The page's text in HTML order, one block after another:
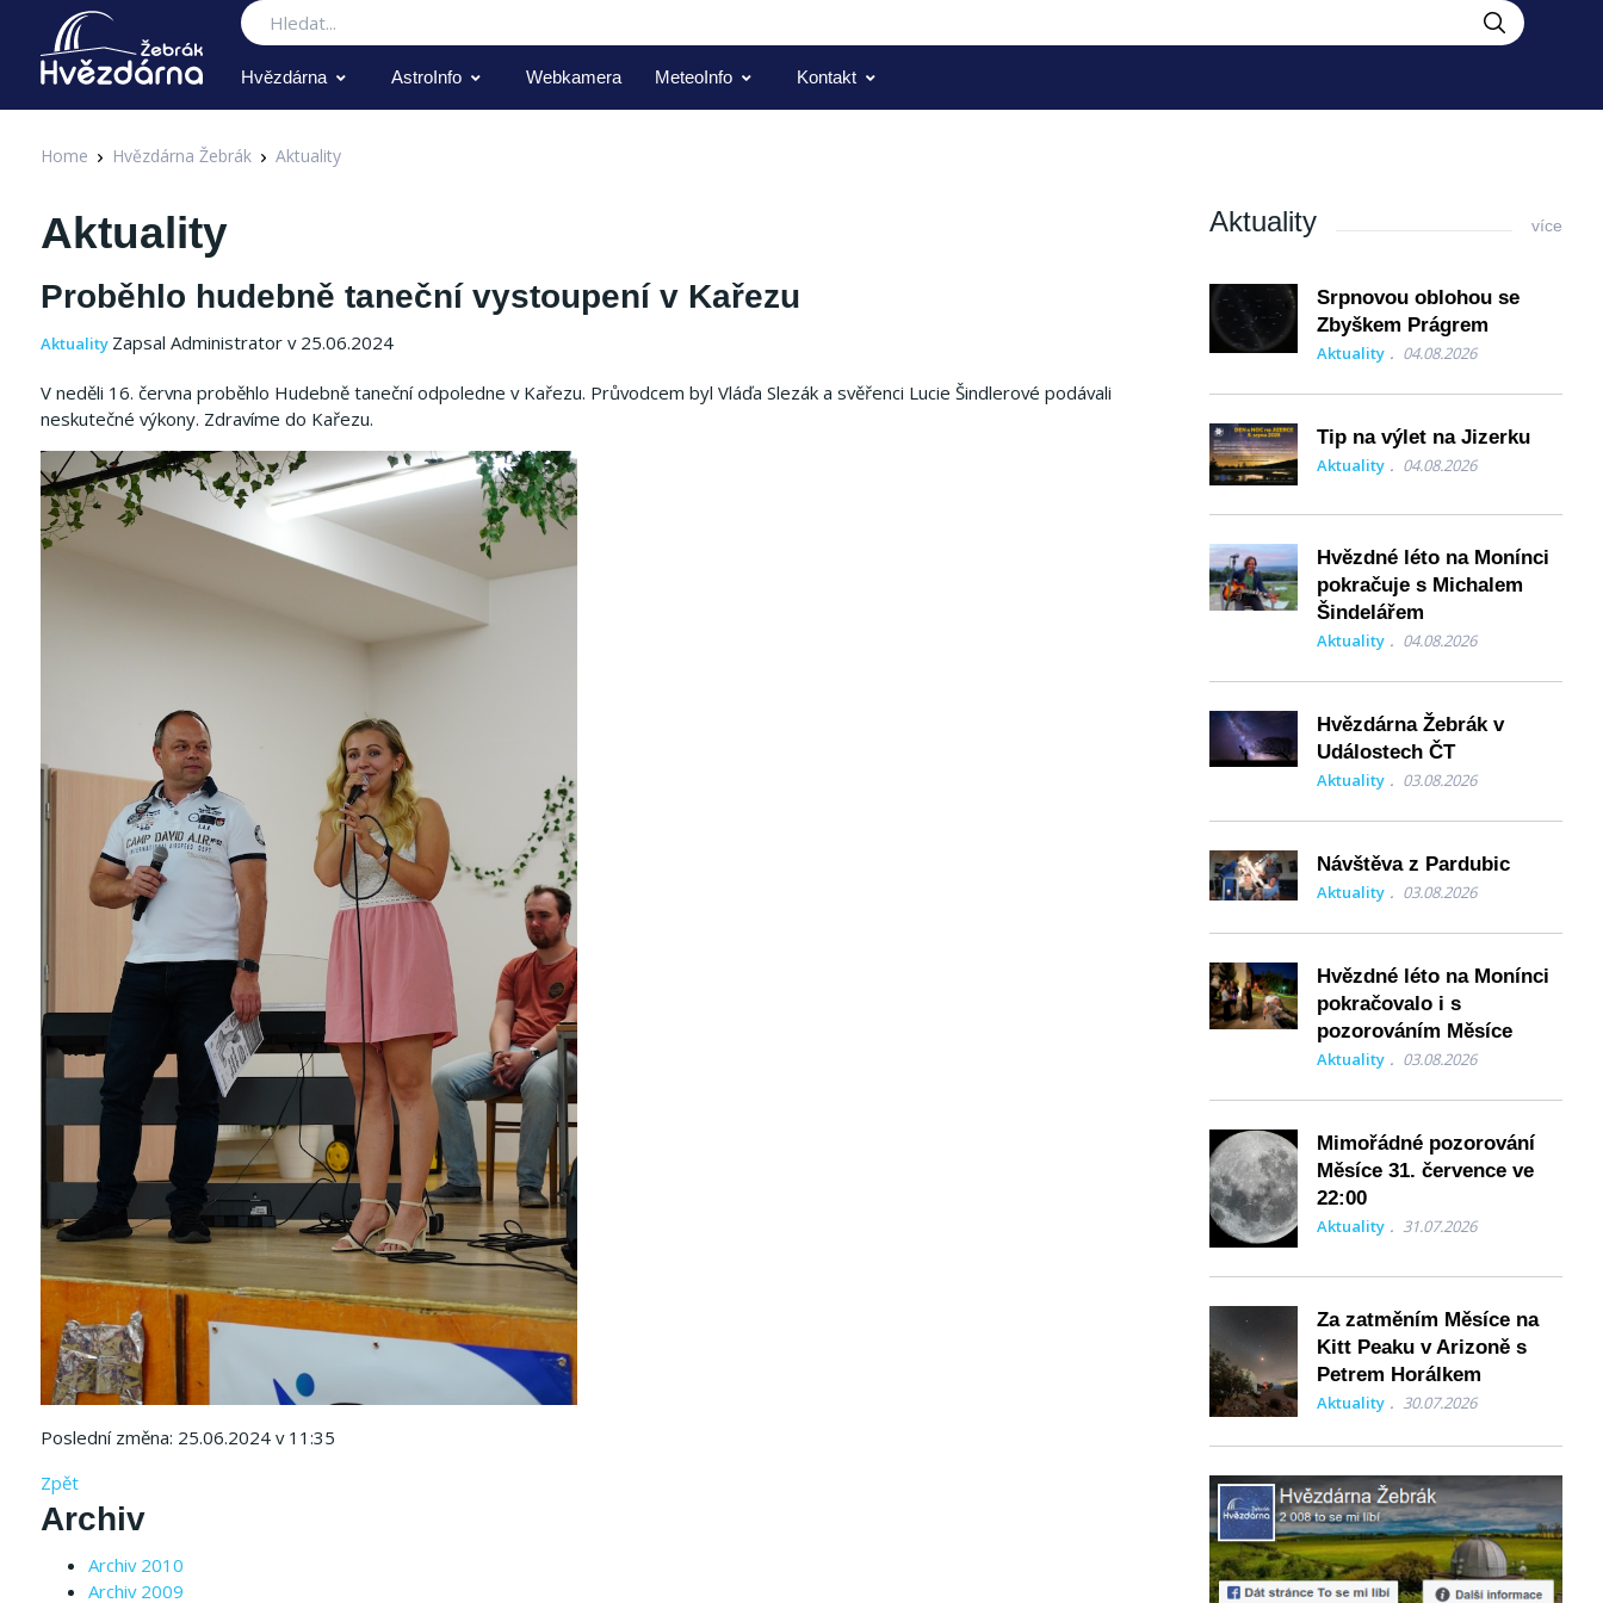
Hledat
Hvězdárna AstroInfo Webkamera MeteoInfo Kontakt
Home Hvězdárna Žebrák Aktuality
Aktuality
Proběhlo hudebně taneční vystoupení v Kařezu
Aktuality Zapsal Administrator v 25.06.2024
V neděli 16. června proběhlo Hudebně taneční odpoledne v Kařezu. Průvodcem byl Vláďa Slezák a svěřenci Lucie Šindlerové podávali
neskutečné výkony. Zdravíme do Kařezu.
Poslední změna: 25.06.2024 v 11:35
Zpět
Archiv
Archiv 2010
Archiv 2009
Aktuality více
Srpnovou oblohou se
Zbyškem Prágrem
Aktuality 04.08.2026
Tip na výlet na Jizerku
Aktuality 04.08.2026
Hvězdné léto na Monínci
pokračuje s Michalem
Šindelářem
Aktuality 04.08.2026
Hvězdárna Žebrák v
Událostech ČT
Aktuality 03.08.2026
Návštěva z Pardubic
Aktuality 03.08.2026
Hvězdné léto na Monínci
pokračovalo i s
pozorováním Měsíce
Aktuality 03.08.2026
Mimořádné pozorování
Měsíce 31. července ve
22:00
Aktuality 31.07.2026
Za zatměním Měsíce na
Kitt Peaku v Arizoně s
Petrem Horálkem
Aktuality 30.07.2026